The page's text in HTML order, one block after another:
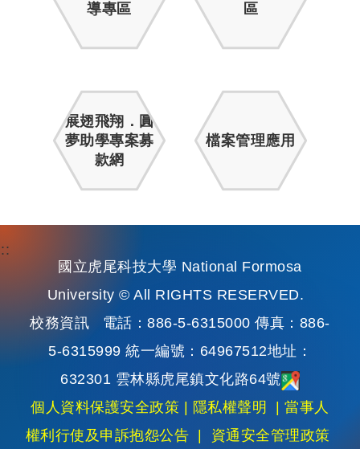
導專區
區
展翅飛翔．圓
夢助學專案募
款網
檔案管理應用
國立虎尾科技大學 National Formosa
University © All RIGHTS RESERVED.
校務資訊 電話：886-5-6315000 傳真：886-
5-6315999 統一編號：64967512地址：
632301 雲林縣虎尾鎮文化路64號
個人資料保護安全政策
隱私權聲明 |當事人
權利行使及申訴抱怨公告
資通安全管理政策